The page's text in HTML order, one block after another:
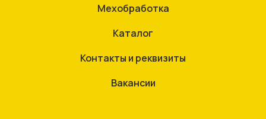
Мехобработка
Каталог
Контакты и реквизиты
Вакансии